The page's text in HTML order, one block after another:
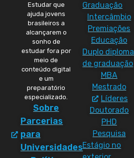
Estudar que
ajuda jovens
brasileiros a
alcançarem o
sonho de
estudar fora por
meio de
conteúdo digital
e um
preparatório
especializado.
Sobre
Parcerias
para
Universidades
Graduação
Intercâmbio
Premiações
Educação
Duplo diploma
de graduação
MBA
Mestrado
Líderes
Doutorado
PHD
Pesquisa
Estágio no